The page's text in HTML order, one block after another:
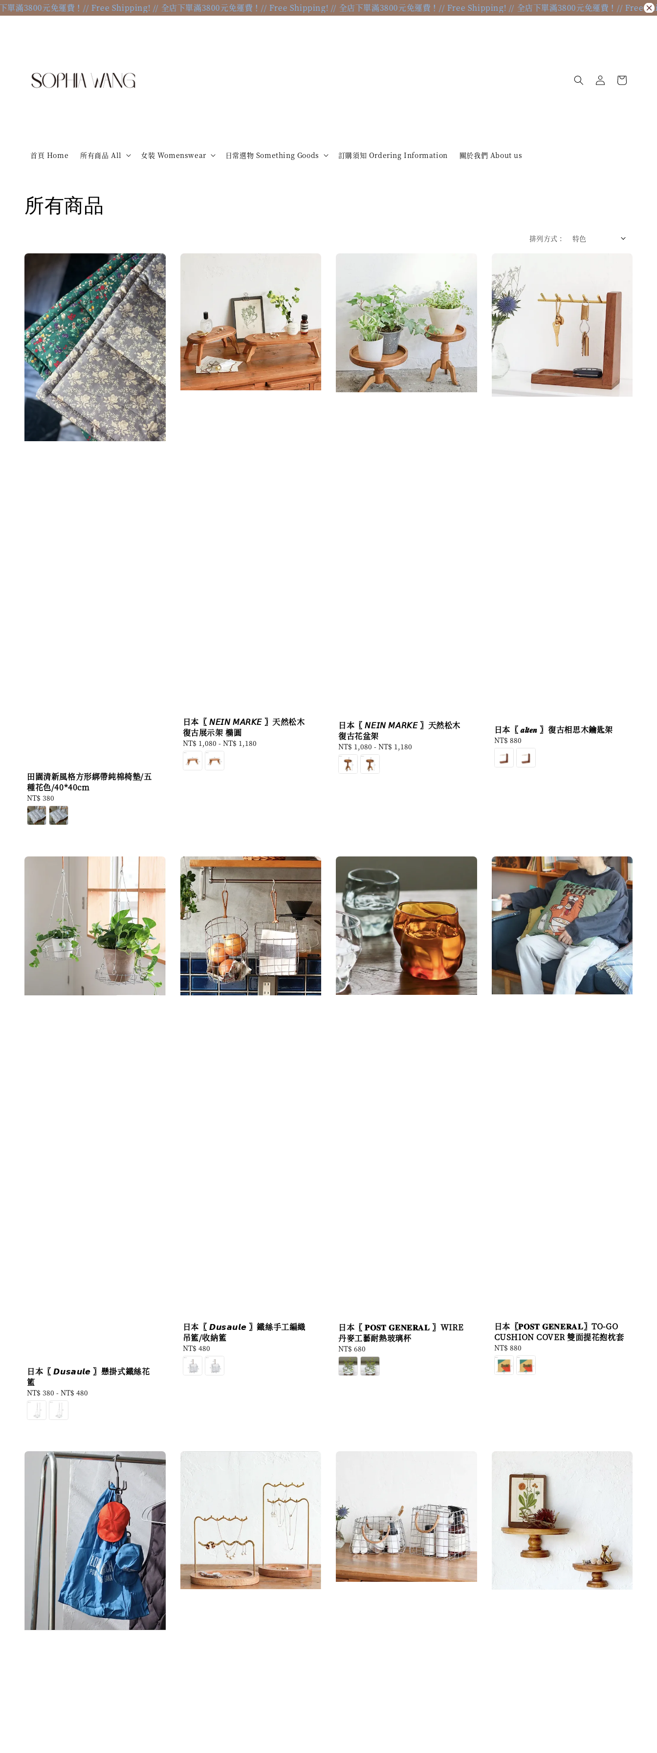
元免運費！// Free Shipping! // 全店下單滿3800元免運費！// Free Shipping! // 全店下單滿3800元免運費！// Free Shipping! // 全店下單滿3800元免運費！// Free
首頁 Home 所有商品 All 女裝 Womenswear 日常選物 Something Goods 訂購須知 Ordering Information 關於我們 About us
所有商品
排列方式 :
田園清新風格方形綁帶純棉椅墊/五
種花色/40*40cm
Regular
price
NT$ 380
日本〖 𝘕𝘌𝘐𝘕 𝘔𝘈𝘙𝘒𝘌 〗天然松木
復古展示架 橢圓
Regular
price
NT$ 1,080 - NT$ 1,180
日本〖 𝘕𝘌𝘐𝘕 𝘔𝘈𝘙𝘒𝘌 〗天然松木
復古花盆架
Regular
price
NT$ 1,080 - NT$ 1,180
日本〖 𝒂𝒍𝒕𝒆𝒏 〗復古相思木鑰匙架
Regular
price
NT$ 880
日本〖 𝘿𝙪𝙨𝙖𝙪𝙡𝙚 〗懸掛式鐵絲花
籃
Regular
price
NT$ 380 - NT$ 480
日本〖 𝘿𝙪𝙨𝙖𝙪𝙡𝙚 〗鐵絲手工編織
吊籃/收納籃
Regular
price
NT$ 480
日本〖 𝐏𝐎𝐒𝐓 𝐆𝐄𝐍𝐄𝐑𝐀𝐋 〗WIRE
丹麥工藝耐熱玻璃杯
Regular
price
NT$ 680
日本〖𝐏𝐎𝐒𝐓 𝐆𝐄𝐍𝐄𝐑𝐀𝐋〗TO-GO
CUSHION COVER 雙面提花抱枕套
Regular
price
NT$ 880